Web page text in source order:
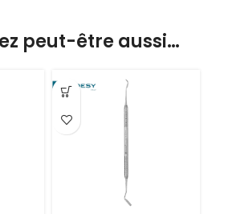
peut-être aussi…